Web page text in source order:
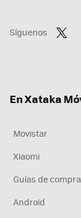
Síguenos
En Xataka
Movistar
Xiaomi
Guías de compra
Android